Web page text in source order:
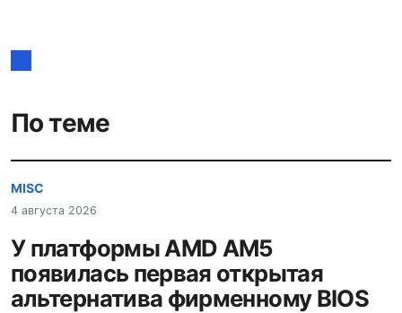
По теме
MISC
4 августа 2026
У платформы AMD AM5
появилась первая открытая
альтернатива фирменному BIOS